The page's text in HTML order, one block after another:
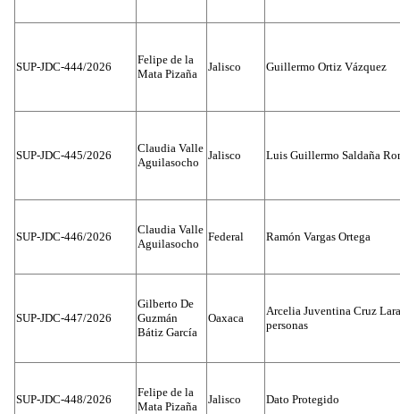
SUP-JDC-444/2026
Felipe de la
Mata Pizaña
Jalisco Guillermo Ortiz Vázquez
SUP-JDC-445/2026
Claudia Valle
Aguilasocho
Jalisco Luis Guillermo Saldaña
SUP-JDC-446/2026
Claudia Valle
Aguilasocho
Federal Ramón Vargas Ortega
SUP-JDC-447/2026
Gilberto De
Guzmán
Bátiz García
Oaxaca
Arcelia Juventina Cruz
personas
SUP-JDC-448/2026
Felipe de la
Mata Pizaña
Jalisco Dato Protegido